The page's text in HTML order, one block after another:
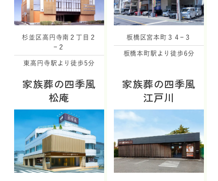
杉並区高円寺南２丁目２
−２
東高円寺駅より徒歩5分
板橋区宮本町３４−３
板橋本町駅より徒歩6分
家族葬の四季風
松庵
家族葬の四季風
江戸川